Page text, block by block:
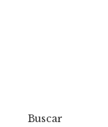
Buscar